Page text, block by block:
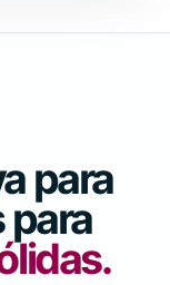
para
para